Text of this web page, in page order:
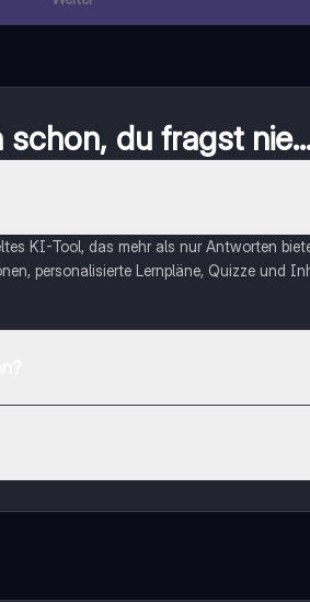
du fragst
KI-Tool, das mehr als nur Antworten
personalisierte Lernpläne, Quizze und